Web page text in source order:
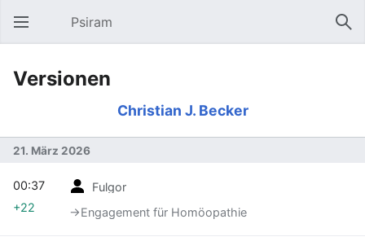
Hauptmenü öffnen Psiram
Versionen
Christian J. Becker
21. März 2026
Fulgor
→‎Engagement für Homöopathie
00:37
+22